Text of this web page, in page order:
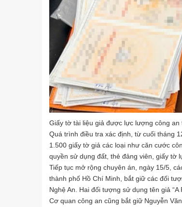
Giấy tờ tài liệu giả được lực lượng công an
Quá trình điều tra xác định, từ cuối tháng
1.500 giấy tờ giả các loại như căn cước
quyền sử dụng đất, thẻ đảng viên, giấy tờ
Tiếp tục mở rộng chuyên án, ngày 15/5,
thành phố Hồ Chí Minh, bắt giữ các đối
Nghệ An. Hai đối tượng sử dụng tên giả “A
Cơ quan công an cũng bắt giữ Nguyễn